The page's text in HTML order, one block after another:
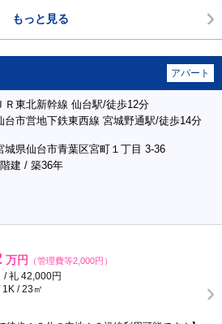
もっと見る
アパート
Ｒ東北新幹線 仙台駅/徒歩12分
台市営地下鉄東西線 宮城野通駅/徒歩14分
城県仙台市青葉区宮町１丁目 3-36
建 / 築36年
万円 （管理費等2,000円）
/ 礼 42,000円
1K / 23㎡